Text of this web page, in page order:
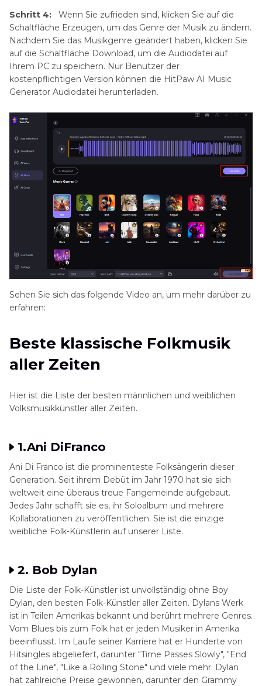
Schritt 4:
Wenn Sie zufrieden sind, klicken Sie auf die
Schaltfläche Erzeugen, um das Genre der Musik zu ändern.
Nachdem Sie das Musikgenre geändert haben, klicken Sie
auf die Schaltfläche Download, um die Audiodatei auf
Ihrem PC zu speichern. Nur Benutzer der
kostenpflichtigen Version können die HitPaw AI Music
Generator Audiodatei herunterladen.
Sehen Sie sich das folgende Video an, um mehr darüber zu
erfahren:
Beste klassische Folkmusik
aller Zeiten
Hier ist die Liste der besten männlichen und weiblichen
Volksmusikkünstler aller Zeiten.
1.Ani DiFranco
Ani Di Franco ist die prominenteste Folksängerin dieser
Generation. Seit ihrem Debüt im Jahr 1970 hat sie sich
weltweit eine überaus treue Fangemeinde aufgebaut.
Jedes Jahr schafft sie es, ihr Soloalbum und mehrere
Kollaborationen zu veröffentlichen. Sie ist die einzige
weibliche Folk-Künstlerin auf unserer Liste.
2. Bob Dylan
Die Liste der Folk-Künstler ist unvollständig ohne Boy
Dylan, den besten Folk-Künstler aller Zeiten. Dylans Werk
ist in Teilen Amerikas bekannt und berührt mehrere Genres.
Vom Blues bis zum Folk hat er jeden Musiker in Amerika
beeinflusst. Im Laufe seiner Karriere hat er Hunderte von
Hitsingles abgeliefert, darunter "Time Passes Slowly", "End
of the Line", "Like a Rolling Stone" und viele mehr. Dylan
hat zahlreiche Preise gewonnen, darunter den Grammy